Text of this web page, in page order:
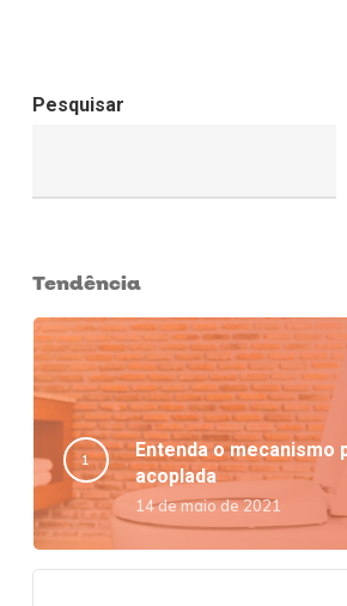
Pesquisar
Tendência
Entenda o mecanismo
acoplada
14 de maio de 2021